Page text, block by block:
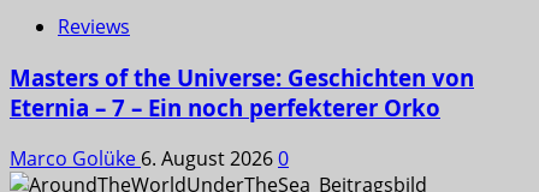
Reviews
Masters of the Universe: Geschichten von
Eternia – 7 – Ein noch perfekterer Orko
Marco Golüke 6. August 20260